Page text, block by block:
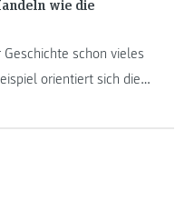
wie die
schon vieles
orientiert sich die